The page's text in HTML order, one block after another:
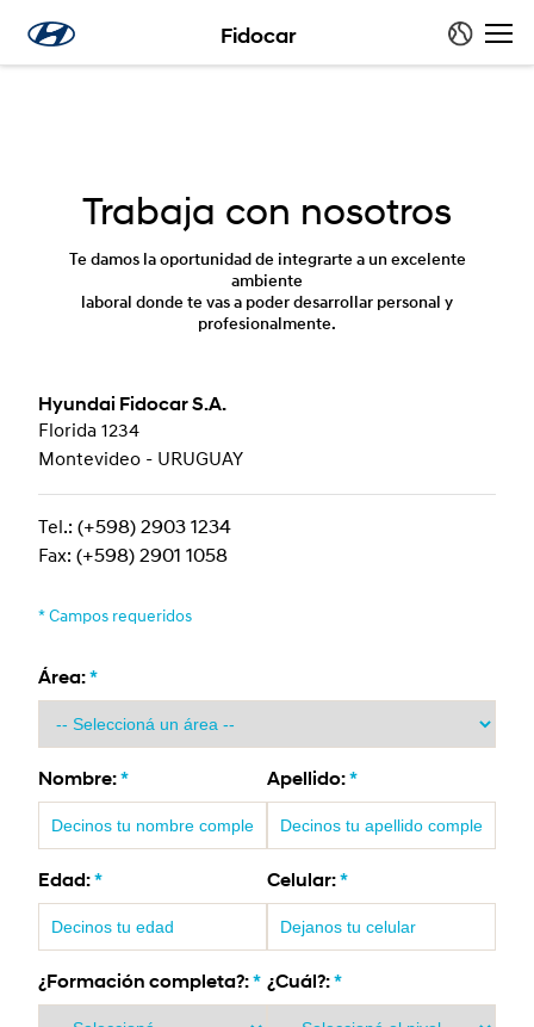
Fidocar
Trabaja con nosotros
Te damos la oportunidad de integrarte a un excelente
ambiente
laboral donde te vas a poder desarrollar personal y
profesionalmente.
Hyundai Fidocar S.A.
Florida 1234
Montevideo - URUGUAY
Tel.:(+598) 2903 1234
Fax:(+598) 2901 1058
* Campos requeridos
Área:*
Nombre:* Apellido:*
Edad:* Celular:*
¿Formación completa?:* ¿Cuál?:*